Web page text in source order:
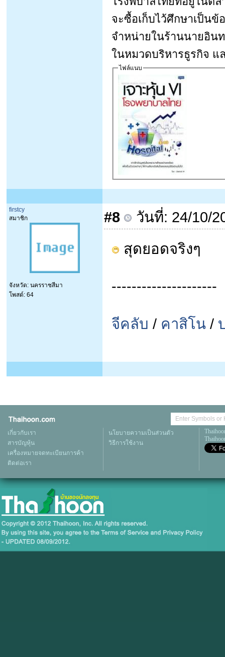
จะซื้อเก็บไว้ศึกษาเป็นข้
จำหน่ายในร้านนายอิน
ในหมวดบริหารธูรกิจ แ
ไฟล์แนบ
firstcy
สมาชิก
จังหวัด: นครราชสีมา
โพสต์: 64
#8
วันที่: 24/10/
สุดยอดจริงๆ
---------------------
จีคลับ / คาสิโน /
เกี่ยวกับเรา
สารบัญหุ้น
เครื่องหมายจดทะเบียนการค้า
ติดต่อเรา
นโยบายความเป็นส่วนตัว
วิธีการใช้งาน